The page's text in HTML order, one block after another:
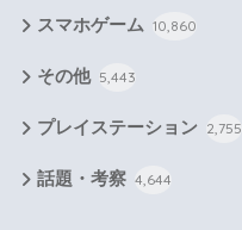
スマホゲーム 10,860
その他 5,443
プレイステーション 2,755
話題・考察 4,644